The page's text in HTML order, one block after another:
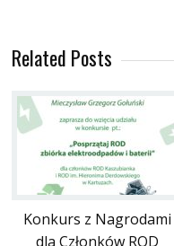
Related Posts
Konkurs z Nagrodami
dla Członków ROD